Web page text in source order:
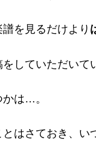
を見るだけより
をしていただいて
は…。
とはさておき、い